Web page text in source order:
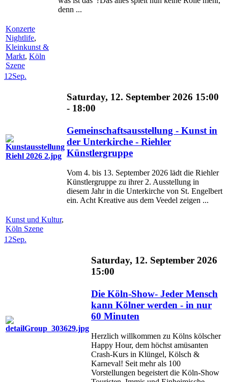
denn ...
Konzerte
Nightlife,
Kleinkunst &
Markt, Köln
Szene
12Sep.
Saturday, 12. September 2026 15:00
- 18:00
Gemeinschaftsausstellung - Kunst in
der Unterkirche - Riehler
Künstlergruppe
Vom 4. bis 13. September 2026 lädt die Riehler
Künstlergruppe zu ihrer 2. Ausstellung in
diesem Jahr in die Unterkirche von St. Engelbert
ein. Acht Kreative aus dem Veedel zeigen ...
Kunst und Kultur,
Köln Szene
12Sep.
Saturday, 12. September 2026
15:00
Die Köln-Show- Jeder Mensch
kann Kölner werden - in nur
60 Minuten
Herzlich willkommen zu Kölns kölscher
Happy Hour, dem höchst amüsanten
Crash-Kurs in Klüngel, Kölsch &
Karneval! Seit mehr als 100
Vorstellungen begeistert die Köln-Show